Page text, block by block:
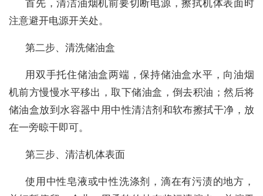
首先，清洁油烟机前要切断电源，擦拭机体表面时
注意避开电源开关处。
第二步、清洗储油盒
用双手托住储油盒两端，保持储油盒水平，向油烟
机前方慢慢水平移出，取下储油盒，倒去积油；然后将
储油盒放到水容器中用中性清洁剂和软布擦拭干净，放
在一旁晾干即可。
第三步、清洁机体表面
使用中性皂液或中性洗涤剂，滴在有污渍的地方，